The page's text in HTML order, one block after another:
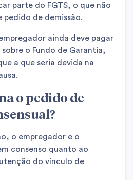
parte do FGTS, o que não
pedido de demissão.
ainda deve pagar
sobre o Fundo de Garantia,
a que seria devida na
o pedido de
o empregador e o
consenso quanto ao
do vínculo de